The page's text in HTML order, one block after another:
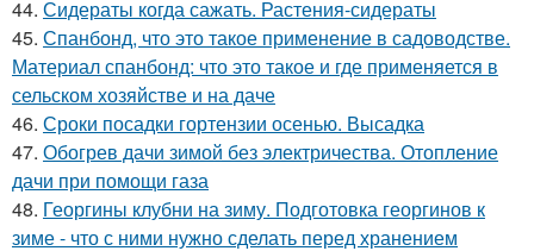
44. Сидераты когда сажать. Растения-сидераты
45. Спанбонд, что это такое применение в садоводстве.
Материал спанбонд: что это такое и где применяется в
сельском хозяйстве и на даче
46. Сроки посадки гортензии осенью. Высадка
47. Обогрев дачи зимой без электричества. Отопление
дачи при помощи газа
48. Георгины клубни на зиму. Подготовка георгинов к
зиме - что с ними нужно сделать перед хранением